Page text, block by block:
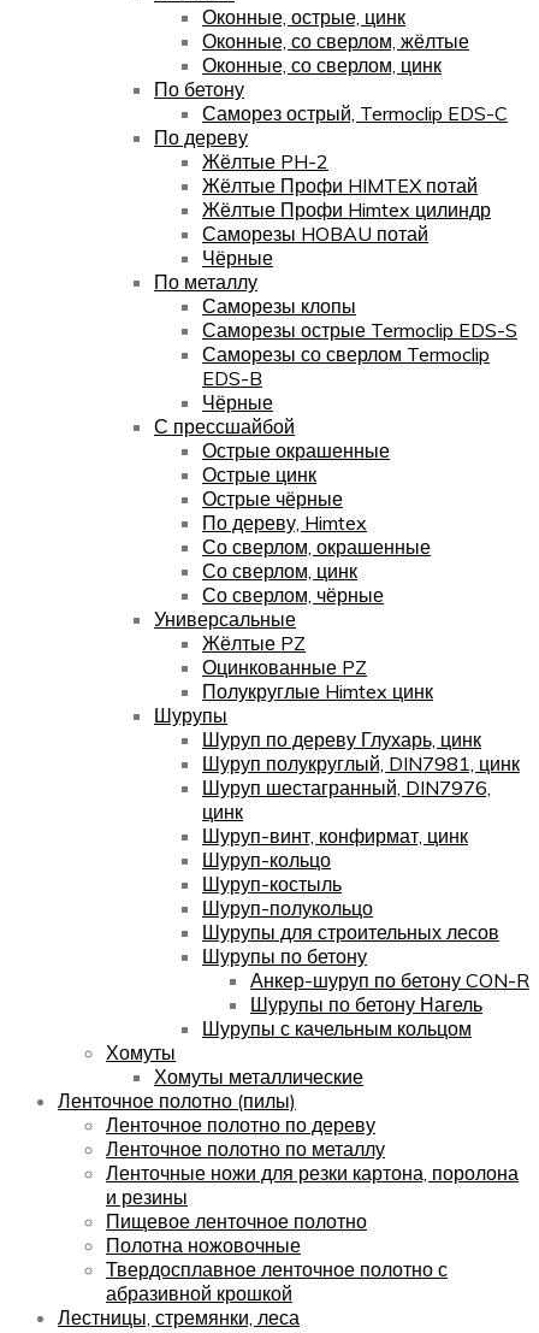
Оконные, острые, цинк
Оконные, со сверлом, жёлтые
Оконные, со сверлом, цинк
По бетону
Саморез острый, Termoclip EDS-C
По дереву
Жёлтые PH-2
Жёлтые Профи HIMTEX потай
Жёлтые Профи Himtex цилиндр
Саморезы HOBAU потай
Чёрные
По металлу
Саморезы клопы
Саморезы острые Termoclip EDS-S
Саморезы со сверлом Termoclip
EDS-B
Чёрные
С прессшайбой
Острые окрашенные
Острые цинк
Острые чёрные
По дереву, Himtex
Со сверлом, окрашенные
Со сверлом, цинк
Со сверлом, чёрные
Универсальные
Жёлтые PZ
Оцинкованные PZ
Полукруглые Himtex цинк
Шурупы
Шуруп по дереву Глухарь, цинк
Шуруп полукруглый, DIN7981, цинк
Шуруп шестагранный, DIN7976,
цинк
Шуруп-винт, конфирмат, цинк
Шуруп-кольцо
Шуруп-костыль
Шуруп-полукольцо
Шурупы для строительных лесов
Шурупы по бетону
Анкер-шуруп по бетону CON-R
Шурупы по бетону Нагель
Шурупы с качельным кольцом
Хомуты
Хомуты металлические
Ленточное полотно (пилы)
Ленточное полотно по дереву
Ленточное полотно по металлу
Ленточные ножи для резки картона, поролона
и резины
Пищевое ленточное полотно
Полотна ножовочные
Твердосплавное ленточное полотно с
абразивной крошкой
Лестницы, стремянки, леса